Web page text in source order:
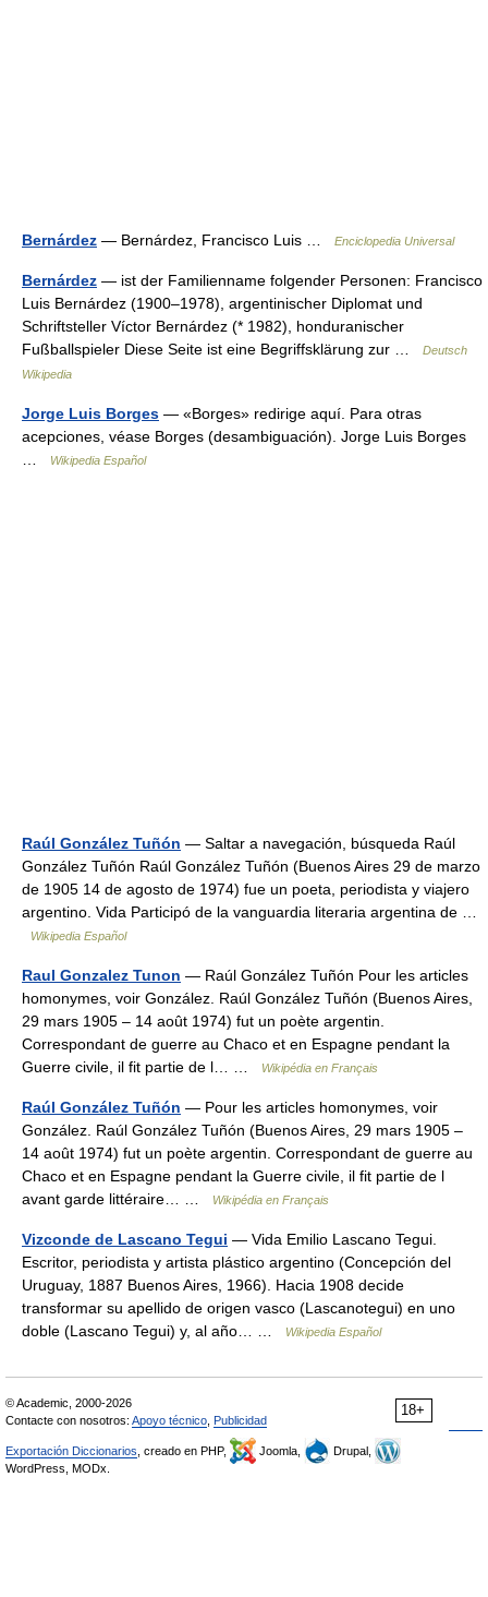
Bernárdez — Bernárdez, Francisco Luis … Enciclopedia Universal
Bernárdez — ist der Familienname folgender Personen: Francisco
Luis Bernárdez (1900–1978), argentinischer Diplomat und
Schriftsteller Víctor Bernárdez (* 1982), honduranischer
Fußballspieler Diese Seite ist eine Begriffsklärung zur …
Deutsch
Wikipedia
Jorge Luis Borges — «Borges» redirige aquí. Para otras
acepciones, véase Borges (desambiguación). Jorge Luis Borges
Wikipedia Español
Raúl González Tuñón — Saltar a navegación, búsqueda Raúl
González Tuñón Raúl González Tuñón (Buenos Aires 29 de marzo
de 1905 14 de agosto de 1974) fue un poeta, periodista y viajero
argentino. Vida Participó de la vanguardia literaria argentina de …
Wikipedia Español
Raul Gonzalez Tunon — Raúl González Tuñón Pour les articles
homonymes, voir González. Raúl González Tuñón (Buenos Aires,
29 mars 1905 – 14 août 1974) fut un poète argentin.
Correspondant de guerre au Chaco et en Espagne pendant la
Guerre civile, il fit partie de l… …
Wikipédia en Français
Raúl González Tuñón — Pour les articles homonymes, voir
González. Raúl González Tuñón (Buenos Aires, 29 mars 1905 –
14 août 1974) fut un poète argentin. Correspondant de guerre au
Chaco et en Espagne pendant la Guerre civile, il fit partie de l
avant garde littéraire… …
Wikipédia en Français
Vizconde de Lascano Tegui — Vida Emilio Lascano Tegui.
Escritor, periodista y artista plástico argentino (Concepción del
Uruguay, 1887 Buenos Aires, 1966). Hacia 1908 decide
transformar su apellido de origen vasco (Lascanotegui) en uno
doble (Lascano Tegui) y, al año… …
Wikipedia Español
18+
© Academic, 2000-2026
Contacte con nosotros: Apoyo técnico Publicidad
Exportación Diccionarios , creado en PHP, Joomla,
Drupal,
WordPress, MODx.